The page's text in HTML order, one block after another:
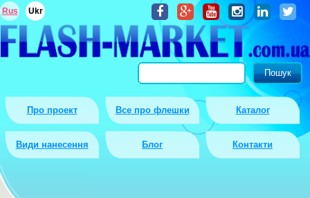
Про проект Все про флешки Каталог
Види нанесення Блог Контакти
Rus Ukr